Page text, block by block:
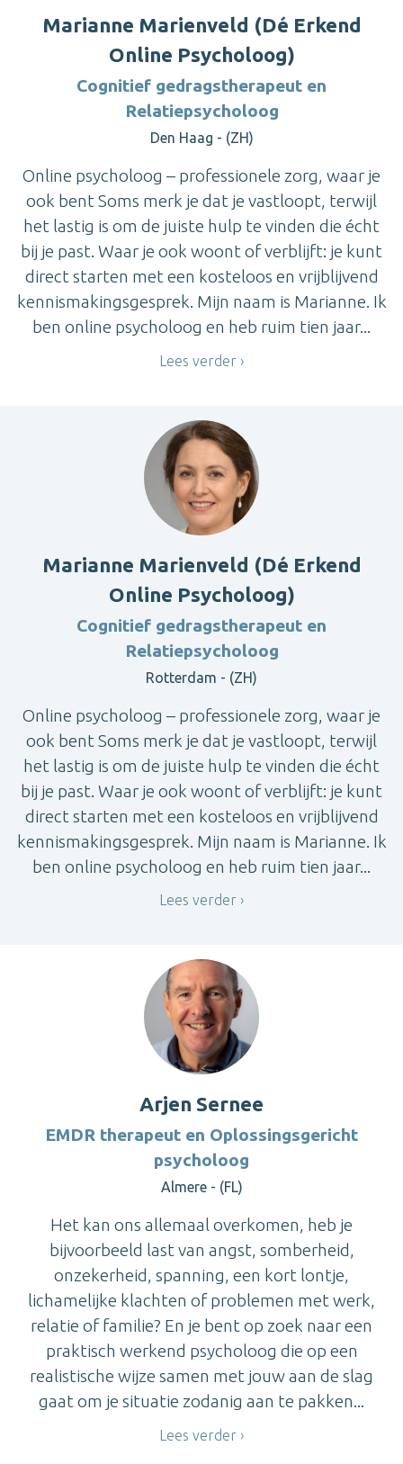
Marianne Marienveld (Dé Erkend
Online Psycholoog)
Cognitief gedragstherapeut en
Relatiepsycholoog
Den Haag - (ZH)
Online psycholoog – professionele zorg, waar je
ook bent Soms merk je dat je vastloopt, terwijl
het lastig is om de juiste hulp te vinden die écht
bij je past. Waar je ook woont of verblijft: je kunt
direct starten met een kosteloos en vrijblijvend
kennismakingsgesprek. Mijn naam is Marianne. Ik
ben online psycholoog en heb ruim tien jaar...
Lees verder
Marianne Marienveld (Dé Erkend
Online Psycholoog)
Cognitief gedragstherapeut en
Relatiepsycholoog
Rotterdam - (ZH)
Online psycholoog – professionele zorg, waar je
ook bent Soms merk je dat je vastloopt, terwijl
het lastig is om de juiste hulp te vinden die écht
bij je past. Waar je ook woont of verblijft: je kunt
direct starten met een kosteloos en vrijblijvend
kennismakingsgesprek. Mijn naam is Marianne. Ik
ben online psycholoog en heb ruim tien jaar...
Lees verder
Arjen Sernee
EMDR therapeut en Oplossingsgericht
psycholoog
Almere - (FL)
Het kan ons allemaal overkomen, heb je
bijvoorbeeld last van angst, somberheid,
onzekerheid, spanning, een kort lontje,
lichamelijke klachten of problemen met werk,
relatie of familie? En je bent op zoek naar een
praktisch werkend psycholoog die op een
realistische wijze samen met jouw aan de slag
gaat om je situatie zodanig aan te pakken...
Lees verder